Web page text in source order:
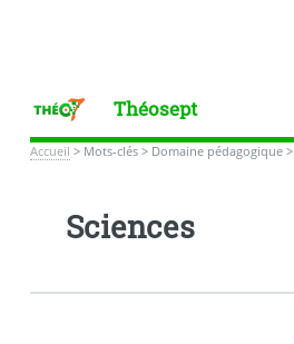
Théosept
Accueil > Mots-clés> Domaine pédagogique>
Sciences